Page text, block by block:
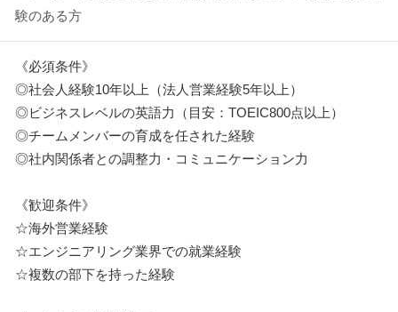
験のある方
《必須条件》
◎社会人経験10年以上（法人営業経験5年以上）
◎ビジネスレベルの英語力（目安：TOEIC800点以上）
◎チームメンバーの育成を任された経験
◎社内関係者との調整力・コミュニケーション力
《歓迎条件》
☆海外営業経験
☆エンジニアリング業界での就業経験
☆複数の部下を持った経験